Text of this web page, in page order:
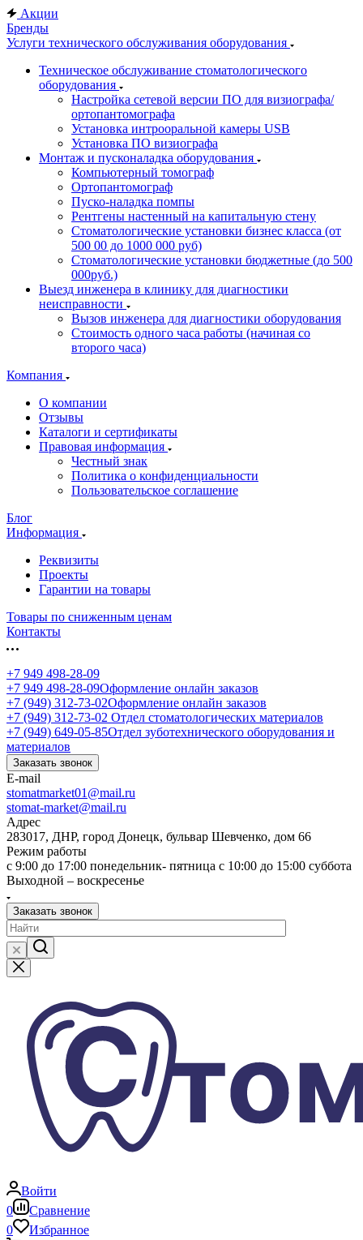
Акции
Бренды
Услуги технического обслуживания оборудования
Техническое обслуживание стоматологического
оборудования
Настройка сетевой версии ПО для визиографа/
ортопантомографа
Установка интрооральной камеры USB
Установка ПО визиографа
Монтаж и пусконаладка оборудования
Компьютерный томограф
Ортопантомограф
Пуско-наладка помпы
Рентгены настенный на капитальную стену
Стоматологические установки бизнес класса (от
500 00 до 1000 000 руб)
Стоматологические установки бюджетные (до 500
000руб.)
Выезд инженера в клинику для диагностики
неисправности
Вызов инженера для диагностики оборудования
Стоимость одного часа работы (начиная со
второго часа)
Компания
О компании
Отзывы
Каталоги и сертификаты
Правовая информация
Честный знак
Политика о конфиденциальности
Пользовательское соглашение
Блог
Информация
Реквизиты
Проекты
Гарантии на товары
Товары по сниженным ценам
Контакты
+7 949 498-28-09
+7 949 498-28-09Оформление онлайн заказов
+7 (949) 312-73-02Оформление онлайн заказов
+7 (949) 312-73-02 Отдел стоматологических материалов
+7 (949) 649-05-85Отдел зуботехнического оборудования и
материалов
Заказать звонок
E-mail
stomatmarket01@mail.ru
stomat-market@mail.ru
Адрес
283017, ДНР, город Донецк, бульвар Шевченко, дом 66
Режим работы
с 9:00 до 17:00 понедельник- пятница с 10:00 до 15:00 суббота
Выходной – воскресенье
Заказать звонок
Войти
0
Сравнение
0
Избранное